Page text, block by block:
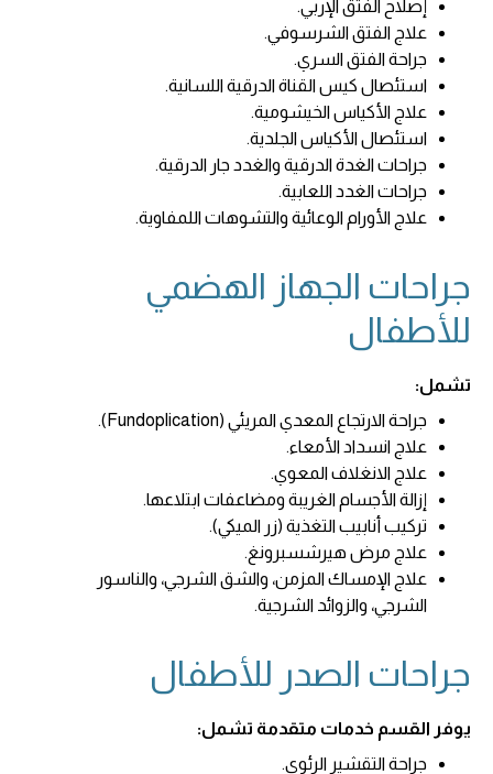
إصلاح الفتق الإربي.
علاج الفتق الشرسوفي.
جراحة الفتق السري.
استئصال كيس القناة الدرقية اللسانية.
علاج الأكياس الخيشومية.
استئصال الأكياس الجلدية.
جراحات الغدة الدرقية والغدد جار الدرقية.
جراحات الغدد اللعابية.
علاج الأورام الوعائية والتشوهات اللمفاوية.
جراحات الجهاز الهضمي
للأطفال
تشمل:
جراحة الارتجاع المعدي المريئي (Fundoplication).
علاج انسداد الأمعاء.
علاج الانغلاف المعوي.
إزالة الأجسام الغريبة ومضاعفات ابتلاعها.
تركيب أنابيب التغذية (زر الميكي).
علاج مرض هيرشسبرونغ.
علاج الإمساك المزمن، والشق الشرجي، والناسور
الشرجي، والزوائد الشرجية.
جراحات الصدر للأطفال
يوفر القسم خدمات متقدمة تشمل:
جراحة التقشير الرئوي.